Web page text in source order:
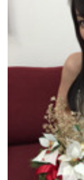
사치스러운 시간이었
거나 애니송 스페셜과
도쿄 돔..